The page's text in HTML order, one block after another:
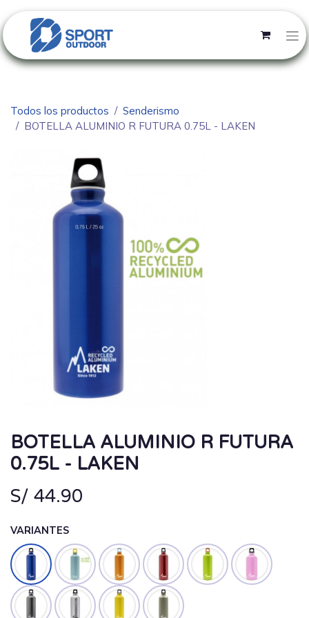
Todos los productos
Senderismo
BOTELLA ALUMINIO R FUTURA 0.75L - LAKEN
BOTELLA ALUMINIO R FUTURA
0.75L - LAKEN
S/ 44.90
VARIANTES